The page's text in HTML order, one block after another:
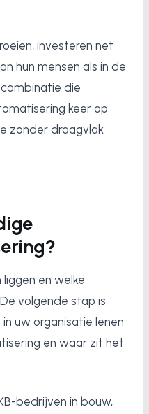
investeren net
hun mensen als in de
die
keer op
zonder draagvlak
en welke
volgende stap is
uw organisatie lenen
en waar zit het
bedrijven in bouw,